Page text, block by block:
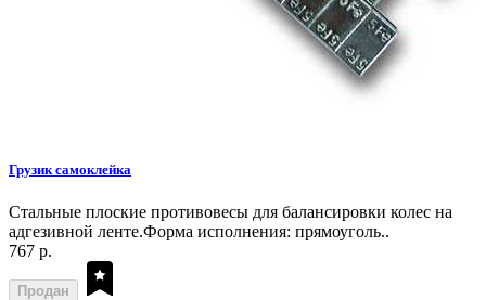
Грузик самоклейка
Стальные плоские противовесы для балансировки колес на
адгезивной ленте.Форма исполнения: прямоуголь..
767 р.
Продан